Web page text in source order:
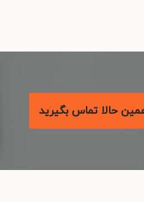
حالا تماس بگیرید